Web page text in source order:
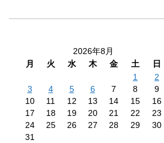
2026年8月
月
火 水 木 金 土
日
1
2
3
4 5 6 7 8
9
10
11 12 13 14 15
16
17
18 19 20 21 22
23
24
25 26 27 28 29
30
31